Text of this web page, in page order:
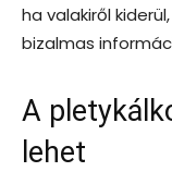
ha valakiről
bizalmas
A
lehet